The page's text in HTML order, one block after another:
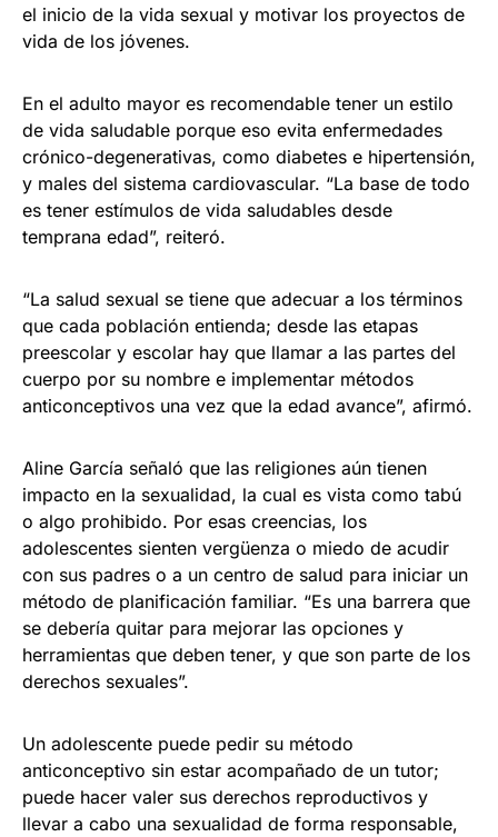
el inicio de la vida sexual y motivar los proyectos de
vida de los jóvenes.
En el adulto mayor es recomendable tener un estilo
de vida saludable porque eso evita enfermedades
crónico-degenerativas, como diabetes e hipertensión,
y males del sistema cardiovascular. “La base de todo
es tener estímulos de vida saludables desde
temprana edad”, reiteró.
“La salud sexual se tiene que adecuar a los términos
que cada población entienda; desde las etapas
preescolar y escolar hay que llamar a las partes del
cuerpo por su nombre e implementar métodos
anticonceptivos una vez que la edad avance”, afirmó.
Aline García señaló que las religiones aún tienen
impacto en la sexualidad, la cual es vista como tabú
o algo prohibido. Por esas creencias, los
adolescentes sienten vergüenza o miedo de acudir
con sus padres o a un centro de salud para iniciar un
método de planificación familiar. “Es una barrera que
se debería quitar para mejorar las opciones y
herramientas que deben tener, y que son parte de los
derechos sexuales”.
Un adolescente puede pedir su método
anticonceptivo sin estar acompañado de un tutor;
puede hacer valer sus derechos reproductivos y
llevar a cabo una sexualidad de forma responsable,